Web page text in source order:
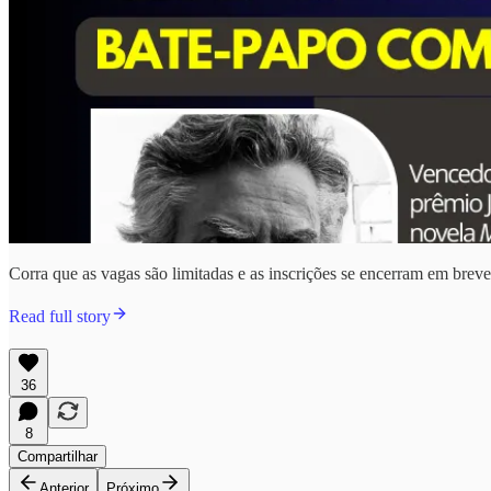
Corra que as vagas são limitadas e as inscrições se encerram em
Read full story
36
8
Compartilhar